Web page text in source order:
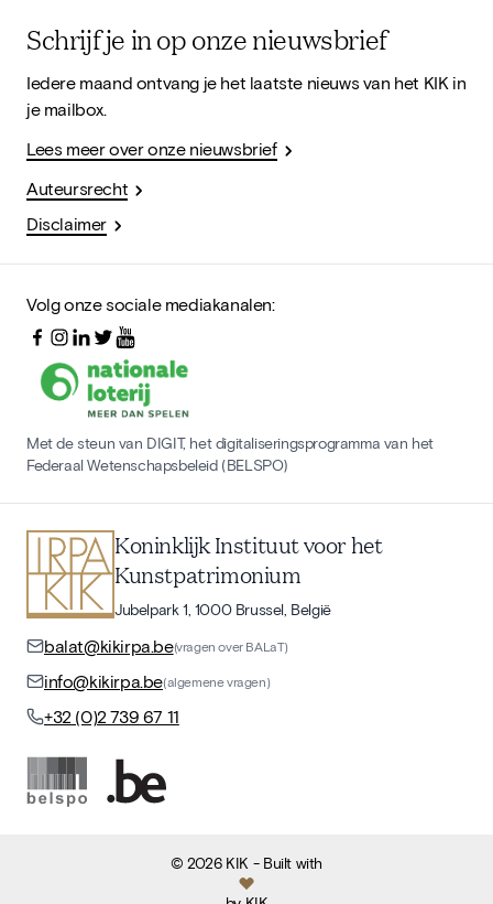
Schrijf je in op onze nieuwsbrief
Iedere maand ontvang je het laatste nieuws van het KIK in
je mailbox.
Lees meer over onze nieuwsbrief
Auteursrecht
Disclaimer
Volg onze sociale mediakanalen:
Met de steun van DIGIT, het digitaliseringsprogramma van het
Federaal Wetenschapsbeleid (BELSPO)
Koninklijk Instituut voor het
Kunstpatrimonium
Jubelpark 1, 1000 Brussel, België
balat@kikirpa.be(vragen over BALaT)
info@kikirpa.be(algemene vragen)
+32 (0)2 739 67 11
©2026 KIK - Built with